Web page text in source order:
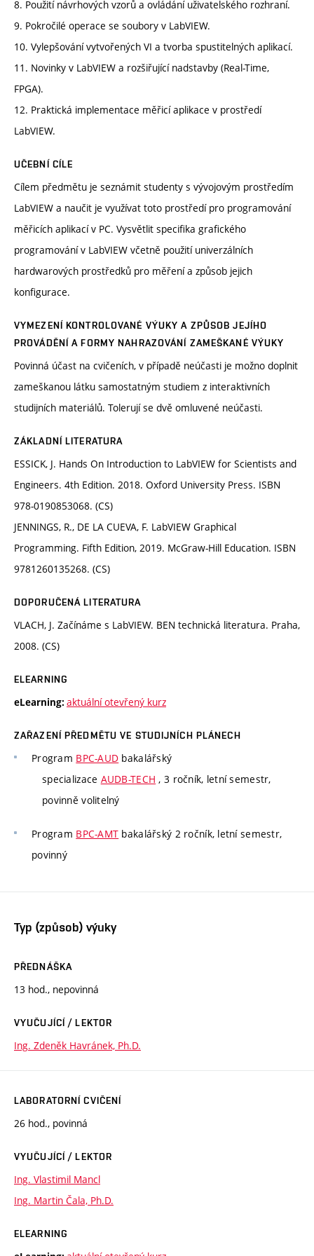
8. Použití návrhových vzorů a ovládání uživatelského rozhraní.
9. Pokročilé operace se soubory v LabVIEW.
10. Vylepšování vytvořených VI a tvorba spustitelných aplikací.
11. Novinky v LabVIEW a rozšiřující nadstavby (Real-Time,
FPGA).
12. Praktická implementace měřicí aplikace v prostředí
LabVIEW.
UČEBNÍ CÍLE
Cílem předmětu je seznámit studenty s vývojovým prostředím
LabVIEW a naučit je využívat toto prostředí pro programování
měřicích aplikací v PC. Vysvětlit specifika grafického
programování v LabVIEW včetně použití univerzálních
hardwarových prostředků pro měření a způsob jejich
konfigurace.
VYMEZENÍ KONTROLOVANÉ VÝUKY A ZPŮSOB JEJÍHO
PROVÁDĚNÍ A FORMY NAHRAZOVÁNÍ ZAMEŠKANÉ VÝUKY
Povinná účast na cvičeních, v případě neúčasti je možno doplnit
zameškanou látku samostatným studiem z interaktivních
studijních materiálů. Tolerují se dvě omluvené neúčasti.
ZÁKLADNÍ LITERATURA
ESSICK, J. Hands On Introduction to LabVIEW for Scientists and
Engineers. 4th Edition. 2018. Oxford University Press. ISBN
978-0190853068. (CS)
JENNINGS, R., DE LA CUEVA, F. LabVIEW Graphical
Programming. Fifth Edition, 2019. McGraw-Hill Education. ISBN
9781260135268. (CS)
DOPORUČENÁ LITERATURA
VLACH, J. Začínáme s LabVIEW. BEN technická literatura. Praha,
2008. (CS)
ELEARNING
eLearning: aktuální otevřený kurz
ZAŘAZENÍ PŘEDMĚTU VE STUDIJNÍCH PLÁNECH
Program BPC-AUD bakalářský
specializace AUDB-TECH , 3 ročník, letní semestr,
povinně volitelný
Program BPC-AMT bakalářský 2 ročník, letní semestr,
povinný
Typ (způsob) výuky
PŘEDNÁŠKA
13 hod., nepovinná
VYUČUJÍCÍ / LEKTOR
Ing. Zdeněk Havránek, Ph.D.
LABORATORNÍ CVIČENÍ
26 hod., povinná
VYUČUJÍCÍ / LEKTOR
Ing. Vlastimil Mancl
Ing. Martin Čala, Ph.D.
ELEARNING